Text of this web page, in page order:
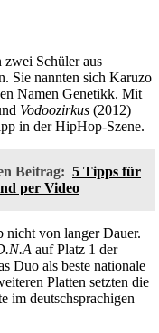
zwei Schüler aus
Sie nannten sich Karuzo
Namen Genetikk. Mit
Vodoozirkus (2012)
in der HipHop-Szene.
Beitrag: 5 Tipps für
per Video
nicht von langer Dauer.
auf Platz 1 der
Duo als beste nationale
Platten setzten die
im deutschsprachigen